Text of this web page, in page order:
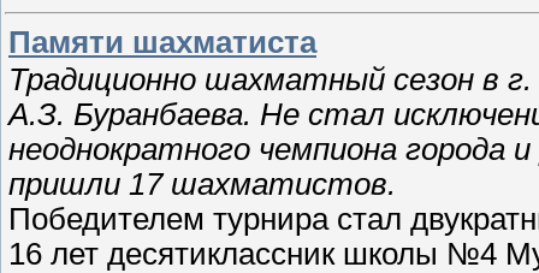
Памяти шахматиста
Традиционно шахматный сезон в
А.З. Буранбаева. Не стал
неоднократного чемпиона города
пришли 17 шахматистов.
Победителем турнира стал
16 лет десятиклассник школы №4